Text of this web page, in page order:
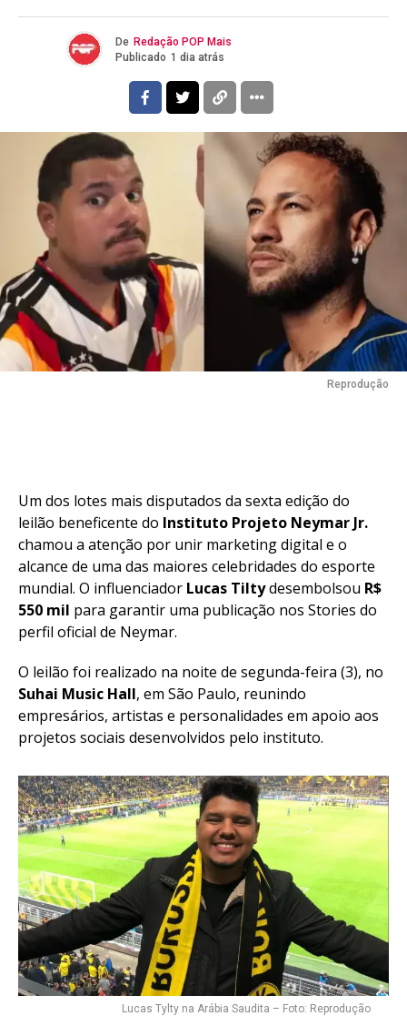
De Redação POP Mais
Publicado 1 dia atrás
Reprodução
Um dos lotes mais disputados da sexta edição do
leilão beneficente do Instituto Projeto Neymar Jr.
chamou a atenção por unir marketing digital e o
alcance de uma das maiores celebridades do esporte
mundial. O influenciador Lucas Tiltydesembolsou R$
550 mil para garantir uma publicação nos Stories do
perfil oficial de Neymar.
O leilão foi realizado na noite de segunda-feira (3), no
Suhai Music Hall, em São Paulo, reunindo
empresários, artistas e personalidades em apoio aos
projetos sociais desenvolvidos pelo instituto.
Lucas Tylty na Arábia Saudita – Foto: Reprodução